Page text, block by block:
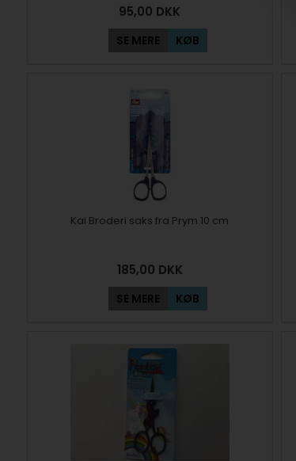
95,00 DKK
SE MERE KØB
Kai Broderi saks fra Prym 10 cm
185,00 DKK
SE MERE KØB